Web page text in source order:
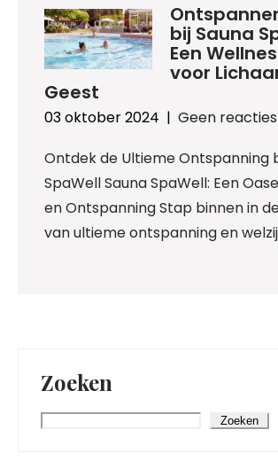
bij Sauna
Een
voor
Geest
03 oktober 2024 | Geen reacties
Ontdek de Ultieme Ontspanning
SpaWell Sauna SpaWell: Een
en Ontspanning Stap binnen in
van ultieme ontspanning en
Zoeken
Zoeken